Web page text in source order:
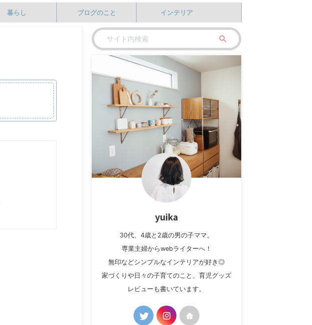
暮らし ブログのこと インテリア
yuika
30代、4歳と2歳の男の子ママ。
専業主婦からwebライターへ！
無印などシンプルなインテリアが好き◎
家づくりや日々の子育てのこと、育児グッズ
レビューも書いています。